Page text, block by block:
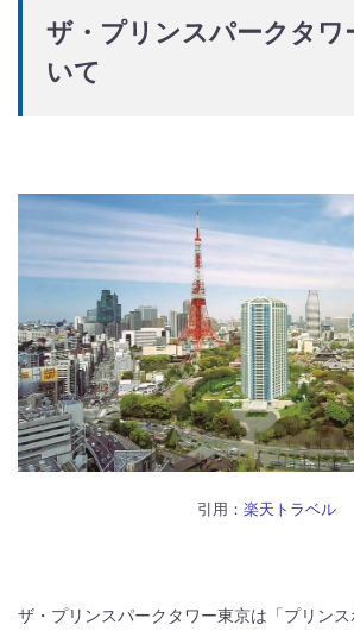
ザ・プリンスパークタワ
いて
引用： 楽天トラベル
ザ・プリンスパークタワー東京は「プリン